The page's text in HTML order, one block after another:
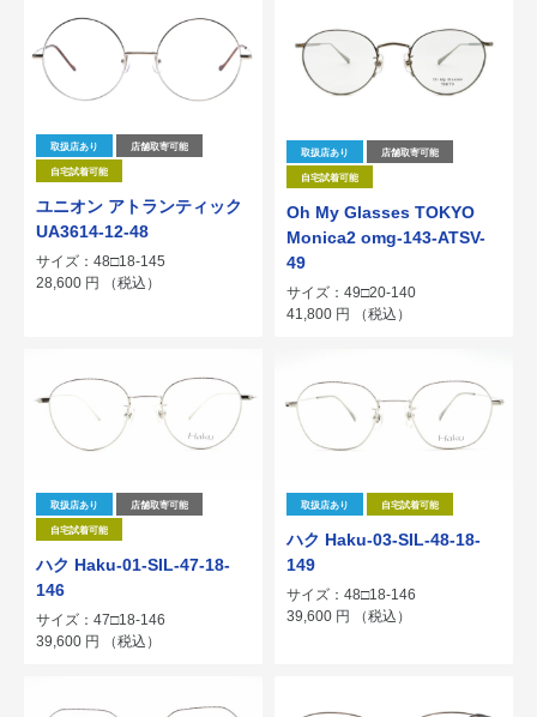
取扱店あり 店舗取寄可能
自宅試着可能
ユニオン アトランティック
UA3614-12-48
サイズ：48□18-145
28,600 円 （税込）
取扱店あり 店舗取寄可能
自宅試着可能
Oh My Glasses TOKYO
Monica2 omg-143-ATSV-
49
サイズ：49□20-140
41,800 円 （税込）
取扱店あり 店舗取寄可能
自宅試着可能
ハク Haku-01-SIL-47-18-
146
サイズ：47□18-146
39,600 円 （税込）
取扱店あり 自宅試着可能
ハク Haku-03-SIL-48-18-
149
サイズ：48□18-146
39,600 円 （税込）